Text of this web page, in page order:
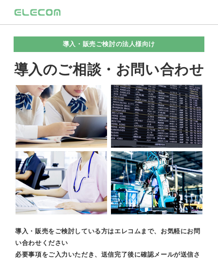
導入・販売ご検討の法人様向け
導入のご相談・お問い合わせ
導入・販売をご検討している方はエレコムまで、お気軽にお問
い合わせください
必要事項をご入力いただき、送信完了後に確認メールが送信さ